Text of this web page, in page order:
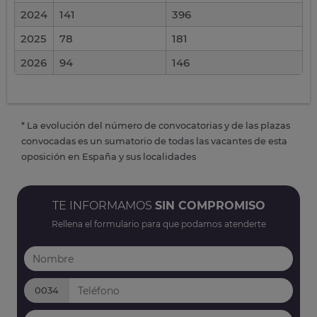
2024 141
396
2025
78
181
2026
94 146
* La evolución del número de convocatorias y de las plazas
convocadas es un sumatorio de todas las vacantes de esta
oposición en España y sus localidades
TE INFORMAMOS SIN COMPROMISO
Rellena el formulario para que podamos atenderte
0034